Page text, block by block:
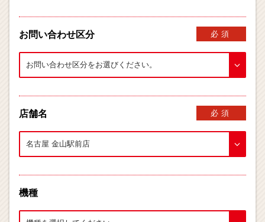
お問い合わせ区分 必須
店舗名 必須
機種